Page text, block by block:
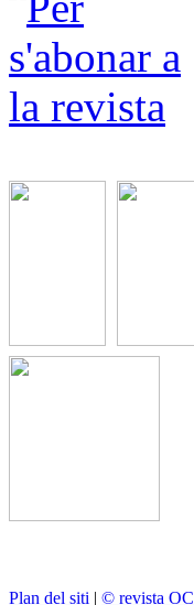
Plan del siti | © revista OC